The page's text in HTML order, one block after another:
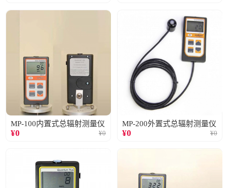
MP-100内置式总辐射测量仪
¥0 ¥0
MP-200外置式总辐射测量仪
¥0 ¥0